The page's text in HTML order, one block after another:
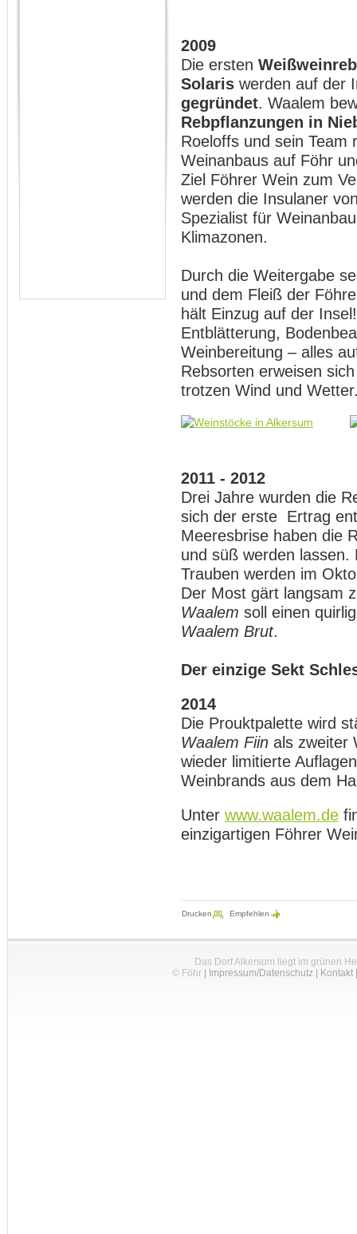
2009
Die ersten
Solaris werden auf der
gegründet. Waalem
Rebpflanzungen in
Roeloffs und sein Team
Weinanbaus auf Föhr
Ziel Föhrer Wein zum
werden die Insulaner
Spezialist für
Klimazonen.
Durch die Weitergabe
und dem Fleiß der
hält Einzug auf der
Entblätterung,
Weinbereitung – alles
Rebsorten erweisen
trotzen Wind und
2011 - 2012
Drei Jahre wurden die
sich der erste Ertrag
Meeresbrise haben die
und süß werden lassen.
Trauben werden im
Der Most gärt langsam
Waalem soll einen
Waalem Brut.
Der einzige Sekt
2014
Die Prouktpalette wird
Waalem Fiin als zweiter
wieder limitierte
Weinbrands aus dem
Unter www.waalem.de
einzigartigen Föhrer
Drucken Empfehlen
Das Dorf Alkersum liegt im grünen
© Föhr| Impressum/Datenschutz| Kontakt